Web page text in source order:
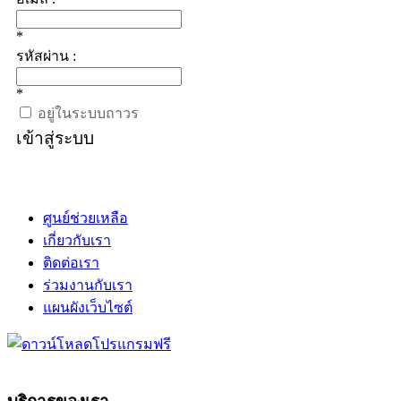
*
รหัสผ่าน :
*
อยู่ในระบบถาวร
เข้าสู่ระบบ
ศูนย์ช่วยเหลือ
เกี่ยวกับเรา
ติดต่อเรา
ร่วมงานกับเรา
แผนผังเว็บไซต์